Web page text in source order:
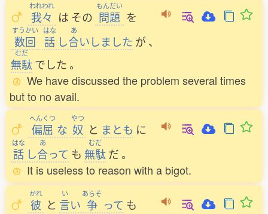
われわれ
我々 は その
もんだい
問題 を
すうかい
数回
はな
話 し
あ
合いしました が、
むだ
無駄でした。
We have discussed the problem several times
but to no avail.
へんくつ
偏屈 な
やつ
奴 と まとも に
はな
話 し
あ
合って も
むだ
無駄だ。
It is useless to reason with a bigot.
かれ
彼 と
い
言い
あらそ
争 って も